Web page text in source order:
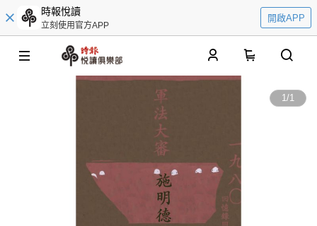
時報悅讀
立刻使用官方APP
開啟APP
1/1